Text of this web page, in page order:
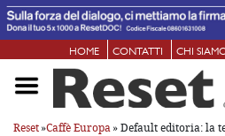
HOME CONTATTI CHI
Reset»Caffè Europa» Default editoria: la